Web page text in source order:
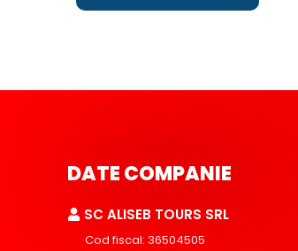
DATE COMPANIE
SC ALISEB TOURS SRL
Cod fiscal: 36504505